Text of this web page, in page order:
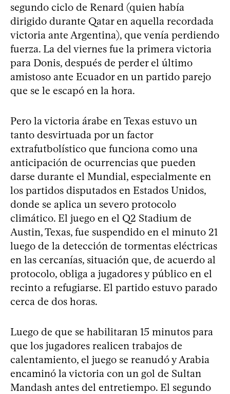
segundo ciclo de Renard (quien había
dirigido durante Qatar en aquella recordada
victoria ante Argentina), que venía perdiendo
fuerza. La del viernes fue la primera victoria
para Donis, después de perder el último
amistoso ante Ecuador en un partido parejo
que se le escapó en la hora.
Pero la victoria árabe en Texas estuvo un
tanto desvirtuada por un factor
extrafutbolístico que funciona como una
anticipación de ocurrencias que pueden
darse durante el Mundial, especialmente en
los partidos disputados en Estados Unidos,
donde se aplica un severo protocolo
climático. El juego en el Q2 Stadium de
Austin, Texas, fue suspendido en el minuto 21
luego de la detección de tormentas eléctricas
en las cercanías, situación que, de acuerdo al
protocolo, obliga a jugadores y público en el
recinto a refugiarse. El partido estuvo parado
cerca de dos horas.
Luego de que se habilitaran 15 minutos para
que los jugadores realicen trabajos de
calentamiento, el juego se reanudó y Arabia
encaminó la victoria con un gol de Sultan
Mandash antes del entretiempo. El segundo